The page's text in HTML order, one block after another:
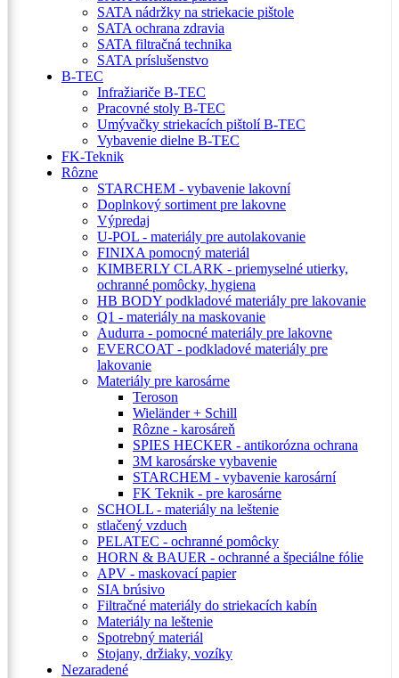
SATA nádržky na striekacie pištole
SATA ochrana zdravia
SATA filtračná technika
SATA príslušenstvo
B-TEC
Infražiariče B-TEC
Pracovné stoly B-TEC
Umývačky striekacích pištolí B-TEC
Vybavenie dielne B-TEC
FK-Teknik
Rôzne
STARCHEM - vybavenie lakovní
Doplnkový sortiment pre lakovne
Výpredaj
U-POL - materiály pre autolakovanie
FINIXA pomocný materiál
KIMBERLY CLARK - priemyselné utierky,
ochranné pomôcky, hygiena
HB BODY podkladové materiály pre lakovanie
Q1 - materiály na maskovanie
Audurra - pomocné materiály pre lakovne
EVERCOAT - podkladové materiály pre
lakovanie
Materiály pre karosárne
Teroson
Wieländer + Schill
Rôzne - karosáreň
SPIES HECKER - antikorózna ochrana
3M karosárske vybavenie
STARCHEM - vybavenie karosární
FK Teknik - pre karosárne
SCHOLL - materiály na leštenie
stlačený vzduch
PELATEC - ochranné pomôcky
HORN & BAUER - ochranné a špeciálne fólie
APV - maskovací papier
SIA brúsivo
Filtračné materiály do striekacích kabín
Materiály na leštenie
Spotrebný materiál
Stojany, držiaky, vozíky
Nezaradené